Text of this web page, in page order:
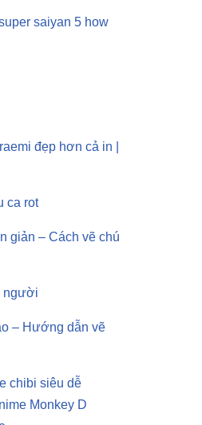
saiyan 5 how
đẹp hơn cả in |
ca rot
giản – Cách vẽ chú
người
– Hướng dẫn vẽ
chibi siêu dễ
Monkey D